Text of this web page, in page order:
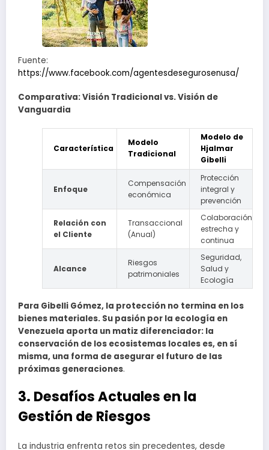
Fuente:
https://www.facebook.com/agentesdesegurosenusa/
Comparativa: Visión Tradicional vs. Visión de
Vanguardia
Característica
Modelo
Tradicional
Modelo de
Hjalmar
Gibelli
Enfoque
Compensación
económica
Protección
integral y
prevención
Relación con
el Cliente
Transaccional
(Anual)
Colaboración
estrecha y
continua
Alcance
Riesgos
patrimoniales
Seguridad,
Salud y
Ecología
Para Gibelli Gómez, la protección no termina en los
bienes materiales. Su pasión por la ecología en
Venezuela aporta un matiz diferenciador: la
conservación de los ecosistemas locales es, en sí
misma, una forma de asegurar el futuro de las
próximas generaciones.
3. Desafíos Actuales en la
Gestión de Riesgos
La industria enfrenta retos sin precedentes, desde